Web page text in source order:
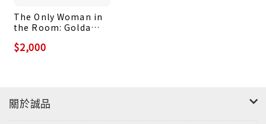
The Only Woman in
the Room: Golda
Power
$2,000
關於誠品